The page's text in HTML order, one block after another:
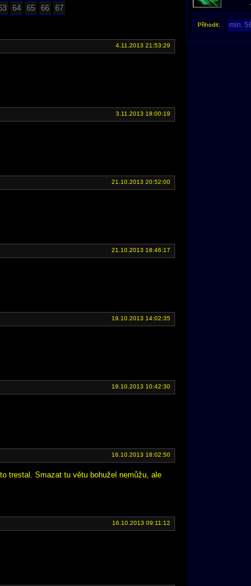
64 65 66
67
4.11.2013 21:53:29
3.11.2013 18:00:19
21.10.2013 20:52:00
21.10.2013 18:46:17
19.10.2013 14:02:35
19.10.2013 10:42:30
16.10.2013 18:02:50
trestal. Smazat tu větu bohužel nemůžu, ale
16.10.2013 09:11:12
Přihodit: